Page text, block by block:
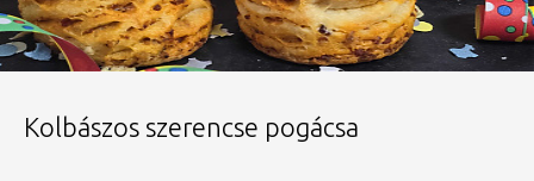
Kolbászos szerencse pogácsa